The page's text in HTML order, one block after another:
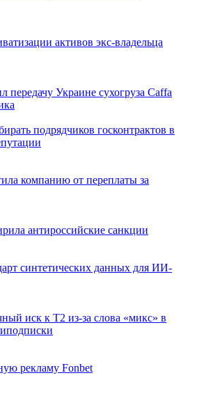
активов экс-владельца
Украине сухогруза Caffa
подрядчиков госконтрактов в
компанию от переплаты за
антироссийские санкции
синтетических данных для ИИ-
иск к Т2 из-за слова «микс» в
рекламу Fonbet